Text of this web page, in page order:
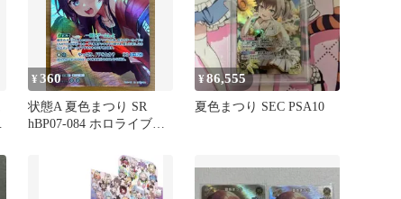
¥360
状態A 夏色まつり SR
hBP07-084 ホロライブカ
¥86,555
夏色まつり SEC PSA10